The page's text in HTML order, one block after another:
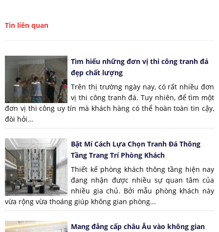
Tin liên quan
Tìm hiểu những đơn vị thi công tranh đá
đẹp chất lượng
Trên thị trường ngày nay, có rất nhiều đơn
vị thi công tranh đá. Tuy nhiên, để tìm một
đơn vị thi công uy tín mà khách hàng có thể hoàn toàn tin cậy,
đòi hỏi...
Bật Mí Cách Lựa Chọn Tranh Đá Thông
Tầng Trang Trí Phòng Khách
Thiết kế phòng khách thông tầng hiện nay
đang nhận được nhiều sự quan tâm của
nhiều gia chủ. Bởi mẫu phòng khách này
vừa rộng vừa thoáng giúp không gian phòng...
Mang đẳng cấp châu Âu vào không gian